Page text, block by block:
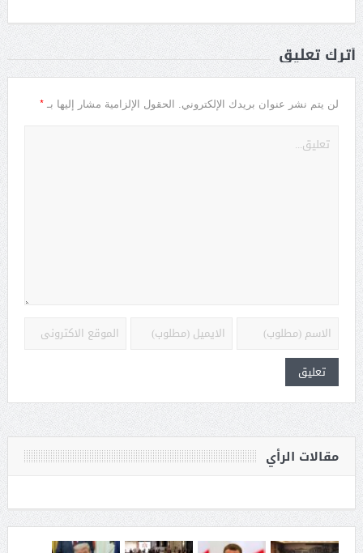
أترك تعليق
لن يتم نشر عنوان بريدك الإلكتروني. الحقول الإلزامية مشار إليها بـ *
مقالات الرأي